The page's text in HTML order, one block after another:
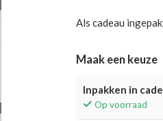
Als cadeau
Maak een keuze
Inpakken in
Op voorraad